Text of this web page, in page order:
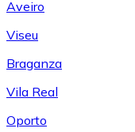
Aveiro
Viseu
Braganza
Vila Real
Oporto